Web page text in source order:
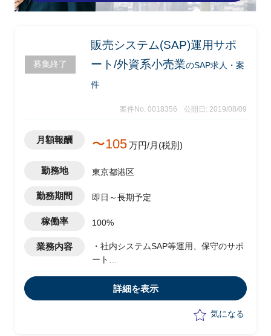
募集終了
販売システム(SAP)運用サポ
ート/外資系小売業のSAP求人・案
件
案件No. 0018356 公開日: 2019/08/09
月額報酬 〜105万円/月(税別)
勤務地 東京都港区
勤務期間 即日～長期予定
稼働率 100%
業務内容
・社内システムSAP等運用、保守のサポ
ート
現行システム調査、受入テスト～本番稼
動)
・業務メンバーからの問い合わせ対応
詳細を表示
気になる